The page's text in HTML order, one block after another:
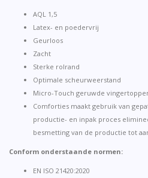
AQL 1,5
Latex- en poedervrij
Geurloos
Zacht
Sterke rolrand
Optimale scheurweerstand
Micro-Touch geruwde
Comforties maakt gebruik van
productie- en inpak proces
besmetting van de productie tot
Conform onderstaande normen:
EN ISO 21420:2020